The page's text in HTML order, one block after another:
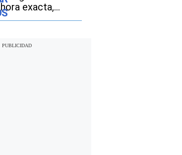
trámite si soy
beneficiario de
hora exacta,
magnitud y dónde